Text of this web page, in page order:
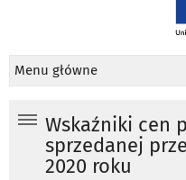
Menu główne
Wskaźniki cen
sprzedanej
2020 roku